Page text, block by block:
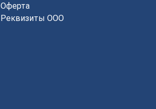
Оферта
Реквизиты ООО